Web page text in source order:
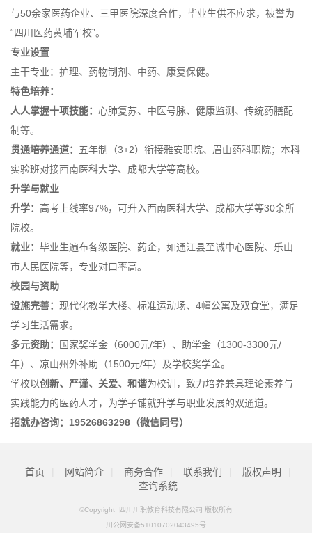
与50余家医药企业、三甲医院深度合作，毕业生供不应求，被誉为
“四川医药黄埔军校”。
专业设置
主干专业：护理、药物制剂、中药、康复保健。
特色培养：
人人掌握十项技能： 心肺复苏、中医号脉、健康监测、传统药膳配
制等。
贯通培养通道： 五年制（3+2）衔接雅安职院、眉山药科职院；本科
实验班对接西南医科大学、成都大学等高校。
升学与就业
升学： 高考上线率97%，可升入西南医科大学、成都大学等30余所
院校。
就业： 毕业生遍布各级医院、药企，如通江县至诚中心医院、乐山
市人民医院等，专业对口率高。
校园与资助
设施完善： 现代化教学大楼、标准运动场、4幢公寓及双食堂，满足
学习生活需求。
多元资助：
国家奖学金（6000元/年）、助学金（1300-3300元/
年）、凉山州外补助（1500元/年）及学校奖学金。
学校以创新、严谨、关爱、和谐为校训，致力培养兼具理论素养与
实践能力的医药人才，为学子铺就升学与职业发展的双通道。
招就办咨询：19526863298（微信同号）
首页 网站简介 商务合作 联系我们 版权声明
查询系统
©Copyright 四川川职教育科技有限公司 版权所有
川公网安备51010702043495号